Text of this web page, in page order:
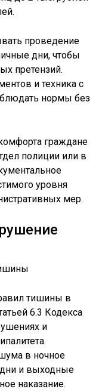
проведение
дни, чтобы
претензий.
и техника с
нормы без
граждане
полиции или в
уровня
мер.
тишины в
6.3 Кодекса
и
в ночное
и выходные
наказание.